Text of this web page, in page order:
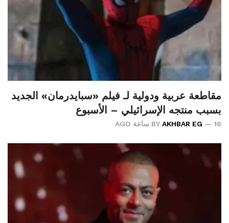
مقاطعة عربية ودولية لـ فيلم «سبايدرمان» الجديد
بسبب منتجه الإسرائيلي – الأسبوع
BY AKHBAR EG 16 ساعة AGO